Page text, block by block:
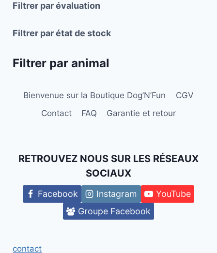
Filtrer par évaluation
Filtrer par état de stock
Filtrer par animal
Bienvenue sur la Boutique Dog’N’Fun
CGV
Contact
FAQ Garantie et retour
RETROUVEZ NOUS SUR LES RÉSEAUX
SOCIAUX
Facebook Instagram
YouTube
Groupe Facebook
contact